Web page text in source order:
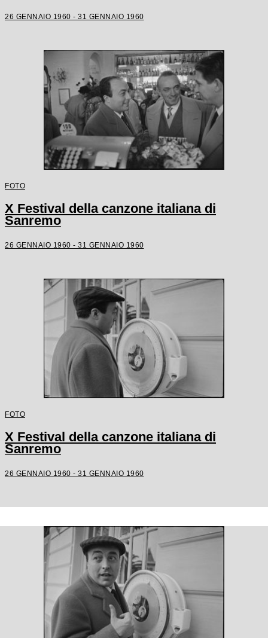
26 GENNAIO 1960 - 31 GENNAIO 1960
FOTO
X Festival della canzone italiana di
Sanremo
26 GENNAIO 1960 - 31 GENNAIO 1960
FOTO
X Festival della canzone italiana di
Sanremo
26 GENNAIO 1960 - 31 GENNAIO 1960